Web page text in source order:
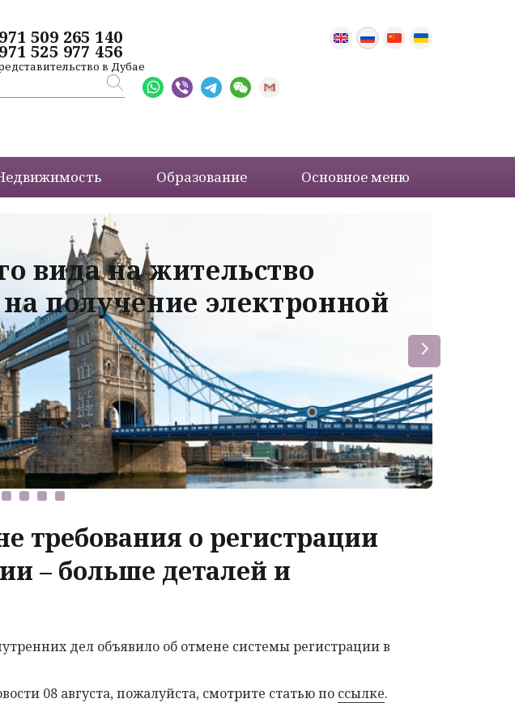
509 265 140
525 977 456
в Дубае
Образование Основное меню
вида на жительство
получение электронной
требования о регистрации
– больше деталей и
дел объявило об отмене системы регистрации в
08 августа, пожалуйста, смотрите статью по ссылке.